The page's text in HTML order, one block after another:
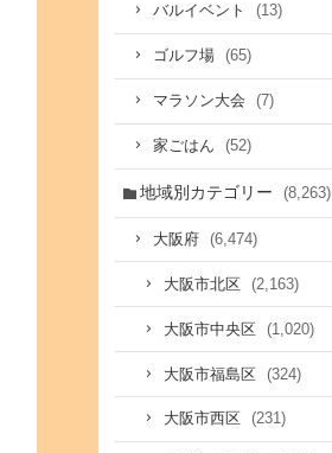
バルイベント (13)
ゴルフ場 (65)
マラソン大会 (7)
家ごはん (52)
地域別カテゴリー (8,263)
大阪府 (6,474)
大阪市北区 (2,163)
大阪市中央区 (1,020)
大阪市福島区 (324)
大阪市西区 (231)